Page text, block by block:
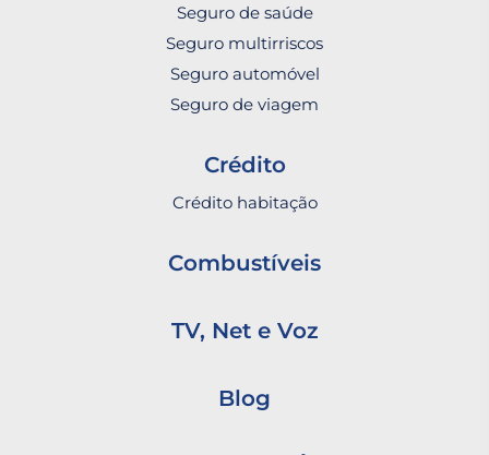
Seguro de saúde
Seguro multirriscos
Seguro automóvel
Seguro de viagem
Crédito
Crédito habitação
Combustíveis
TV, Net e Voz
Blog